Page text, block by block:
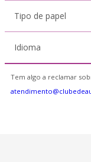
Tipo de papel
Idioma
Tem algo a reclamar